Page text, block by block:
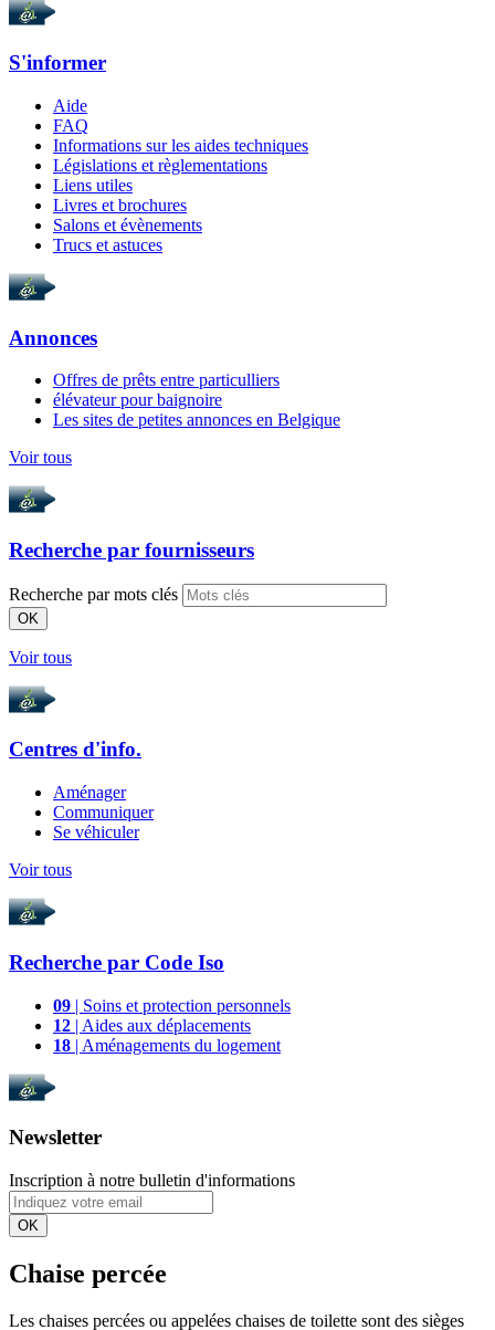
S'informer
Aide
FAQ
Informations sur les aides techniques
Législations et règlementations
Liens utiles
Livres et brochures
Salons et évènements
Trucs et astuces
Annonces
Offres de prêts entre particulliers
élévateur pour baignoire
Les sites de petites annonces en Belgique
Voir tous
Recherche par fournisseurs
Recherche par mots clés
OK
Voir tous
Centres d'info.
Aménager
Communiquer
Se véhiculer
Voir tous
Recherche par Code Iso
09 | Soins et protection personnels
12 | Aides aux déplacements
18 | Aménagements du logement
Newsletter
Inscription à notre bulletin d'informations
OK
Chaise percée
Les chaises percées ou appelées chaises de toilette sont des sièges